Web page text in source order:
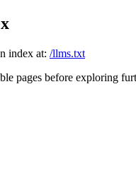
index at: /llms.txt
pages before exploring